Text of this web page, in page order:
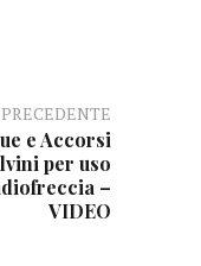
e Accorsi
per uso
–
VIDEO